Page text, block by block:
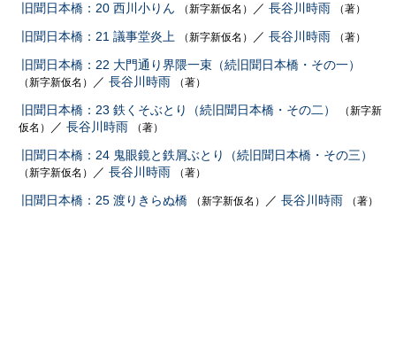
旧聞日本橋：20 西川小りん （新字新仮名） ／ 長谷川時雨 （著）
旧聞日本橋：21 議事堂炎上 （新字新仮名） ／ 長谷川時雨 （著）
旧聞日本橋：22 大門通り界隈一束（続旧聞日本橋・その一）
（新字新仮名） ／ 長谷川時雨 （著）
旧聞日本橋：23 鉄くそぶとり（続旧聞日本橋・その二）
（新字新
仮名）
／ 長谷川時雨 （著）
旧聞日本橋：24 鬼眼鏡と鉄屑ぶとり（続旧聞日本橋・その三）
（新字新仮名） ／ 長谷川時雨 （著）
旧聞日本橋：25 渡りきらぬ橋 （新字新仮名） ／ 長谷川時雨 （著）